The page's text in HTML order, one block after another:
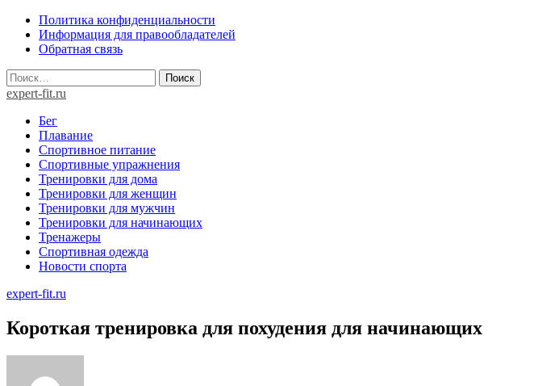
Skip
content
Политика конфиденциальности
Информация для правообладателей
Обратная связь
Найти:
expert-fit.ru
Бег
Плавание
Спортивное питание
Спортивные упражнения
Тренировки для дома
Тренировки для женщин
Тренировки для мужчин
Тренировки для начинающих
Тренажеры
Спортивная одежда
Новости спорта
expert-fit.ru
Короткая тренировка для похудения для начинающих